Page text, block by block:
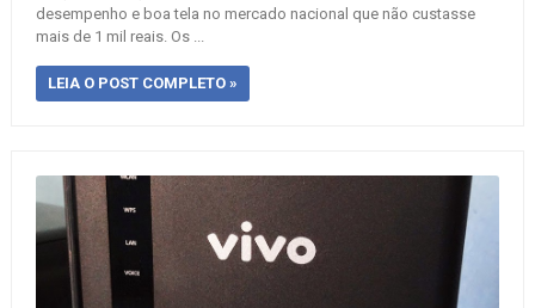
desempenho e boa tela no mercado nacional que não custasse
mais de 1 mil reais. Os ...
LEIA O POST COMPLETO »